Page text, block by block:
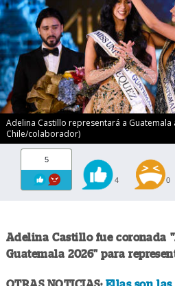
Adelina Castillo representará a
Chile/colaborador)
5
4 0
Adelina Castillo fue coronada
Guatemala 2026" para